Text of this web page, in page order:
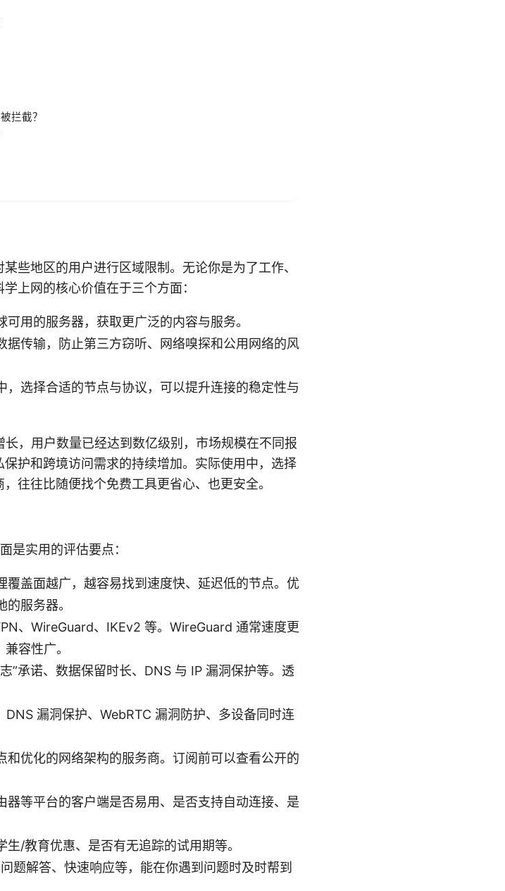
拦截？
些地区的用户进行区域限制。无论你是为了工作、
上网的核心价值在于三个方面：
用的服务器，获取更广泛的内容与服务。
据传输，防止第三方窃听、网络嗅探和公用网络的风
选择合适的节点与协议，可以提升连接的稳定性与
，用户数量已经达到数亿级别，市场规模在不同报
护和跨境访问需求的持续增加。实际使用中，选择
往往比随便找个免费工具更省心、也更安全。
是实用的评估要点：
覆盖面越广，越容易找到速度快、延迟低的节点。优
服务器。
、WireGuard、IKEv2 等。WireGuard 通常速度更
容性广。
”承诺、数据保留时长、DNS 与 IP 漏洞保护等。透
漏洞保护、WebRTC 漏洞防护、多设备同时连
优化的网络架构的服务商。订阅前可以查看公开的
等平台的客户端是否易用、是否支持自动连接、是
/教育优惠、是否有无追踪的试用期等。
题解答、快速响应等，能在你遇到问题时及时帮到